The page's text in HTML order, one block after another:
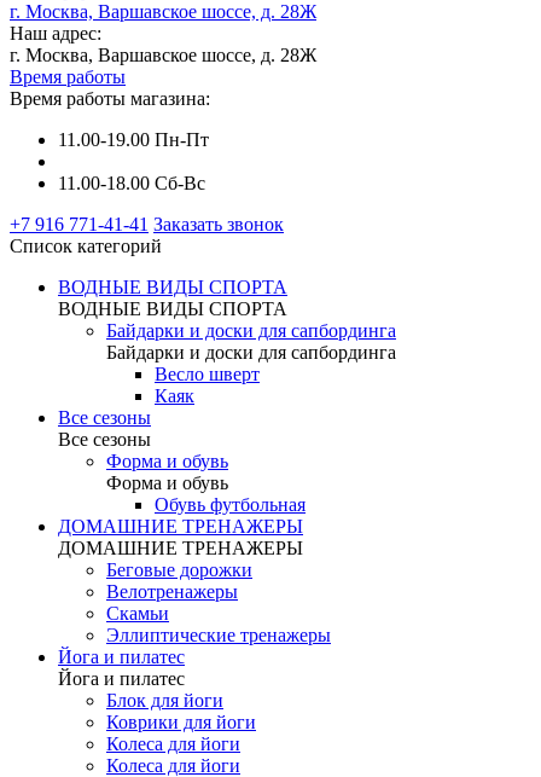
г. Москва, Варшавское шоссе, д. 28Ж
Наш адрес:
г. Москва, Варшавское шоссе, д. 28Ж
Время работы
Время работы магазина:
11.00-19.00 Пн-Пт
11.00-18.00 Сб-Вс
+7 916 771-41-41 Заказать звонок
Список категорий
ВОДНЫЕ ВИДЫ СПОРТА
ВОДНЫЕ ВИДЫ СПОРТА
Байдарки и доски для сапбординга
Байдарки и доски для сапбординга
Весло шверт
Каяк
Все сезоны
Все сезоны
Форма и обувь
Форма и обувь
Обувь футбольная
ДОМАШНИЕ ТРЕНАЖЕРЫ
ДОМАШНИЕ ТРЕНАЖЕРЫ
Беговые дорожки
Велотренажеры
Скамьи
Эллиптические тренажеры
Йога и пилатес
Йога и пилатес
Блок для йоги
Коврики для йоги
Колеса для йоги
Колеса для йоги